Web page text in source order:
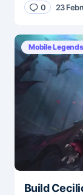
0 23
Mobile Legends
Build